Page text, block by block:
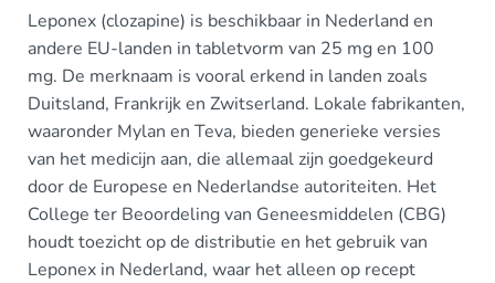
Leponex (clozapine) is beschikbaar in Nederland en
andere EU-landen in tabletvorm van 25 mg en 100
mg. De merknaam is vooral erkend in landen zoals
Duitsland, Frankrijk en Zwitserland. Lokale fabrikanten,
waaronder Mylan en Teva, bieden generieke versies
van het medicijn aan, die allemaal zijn goedgekeurd
door de Europese en Nederlandse autoriteiten. Het
College ter Beoordeling van Geneesmiddelen (CBG)
houdt toezicht op de distributie en het gebruik van
Leponex in Nederland, waar het alleen op recept